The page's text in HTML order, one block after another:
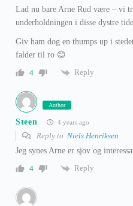
Lad nu bare Arne Rud være – vi
underholdningen i disse dystre
Giv ham dog en thumps up i
falder til ro 😊
4
Reply
Author
Steen 4 years ago
Reply to Niels Henriksen
Jeg synes Arne er sjov og
4
Reply